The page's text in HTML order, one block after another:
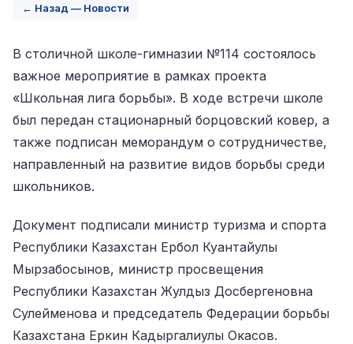
← Назад — Новости
В столичной школе-гимназии №114 состоялось
важное мероприятие в рамках проекта
«Школьная лига борьбы». В ходе встречи школе
был передан стационарный борцовский ковер, а
также подписан меморандум о сотрудничестве,
направленный на развитие видов борьбы среди
школьников.
Документ подписали министр туризма и спорта
Республики Казахстан Ербол Куантайулы
Мырзабосынов, министр просвещения
Республики Казахстан Жулдыз Досбергеновна
Сулейменова и председатель Федерации борьбы
Казахстана Еркин Кадыргалиулы Окасов.